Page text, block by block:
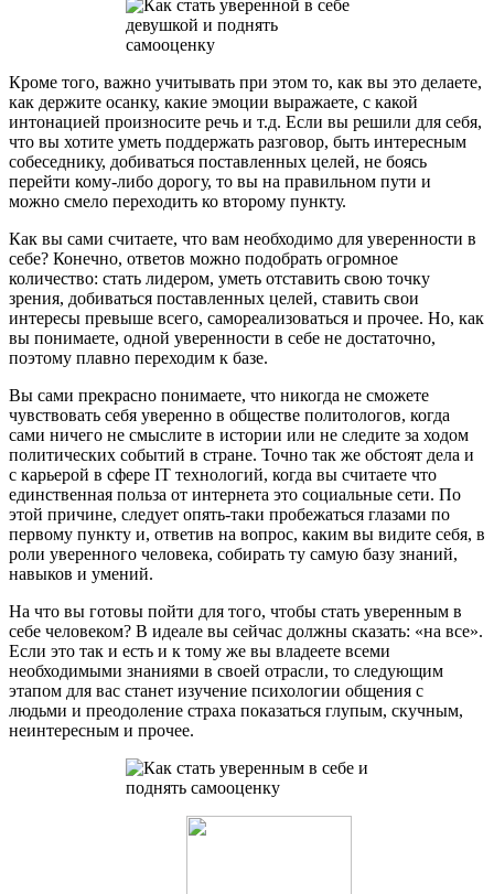
Кроме того, важно учитывать при этом то, как вы это делаете,
как держите осанку, какие эмоции выражаете, с какой
интонацией произносите речь и т.д. Если вы решили для себя,
что вы хотите уметь поддержать разговор, быть интересным
собеседнику, добиваться поставленных целей, не боясь
перейти кому-либо дорогу, то вы на правильном пути и
можно смело переходить ко второму пункту.
Как вы сами считаете, что вам необходимо для уверенности в
себе? Конечно, ответов можно подобрать огромное
количество: стать лидером, уметь отставить свою точку
зрения, добиваться поставленных целей, ставить свои
интересы превыше всего, самореализоваться и прочее. Но, как
вы понимаете, одной уверенности в себе не достаточно,
поэтому плавно переходим к базе.
Вы сами прекрасно понимаете, что никогда не сможете
чувствовать себя уверенно в обществе политологов, когда
сами ничего не смыслите в истории или не следите за ходом
политических событий в стране. Точно так же обстоят дела и
с карьерой в сфере IT технологий, когда вы считаете что
единственная польза от интернета это социальные сети. По
этой причине, следует опять-таки пробежаться глазами по
первому пункту и, ответив на вопрос, каким вы видите себя, в
роли уверенного человека, собирать ту самую базу знаний,
навыков и умений.
На что вы готовы пойти для того, чтобы стать уверенным в
себе человеком? В идеале вы сейчас должны сказать: «на все».
Если это так и есть и к тому же вы владеете всеми
необходимыми знаниями в своей отрасли, то следующим
этапом для вас станет изучение психологии общения с
людьми и преодоление страха показаться глупым, скучным,
неинтересным и прочее.